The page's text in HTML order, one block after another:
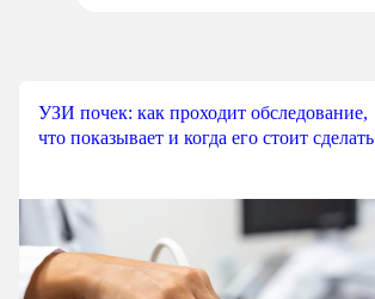
УЗИ почек: как проходит обследование,
что показывает и когда его стоит сделать